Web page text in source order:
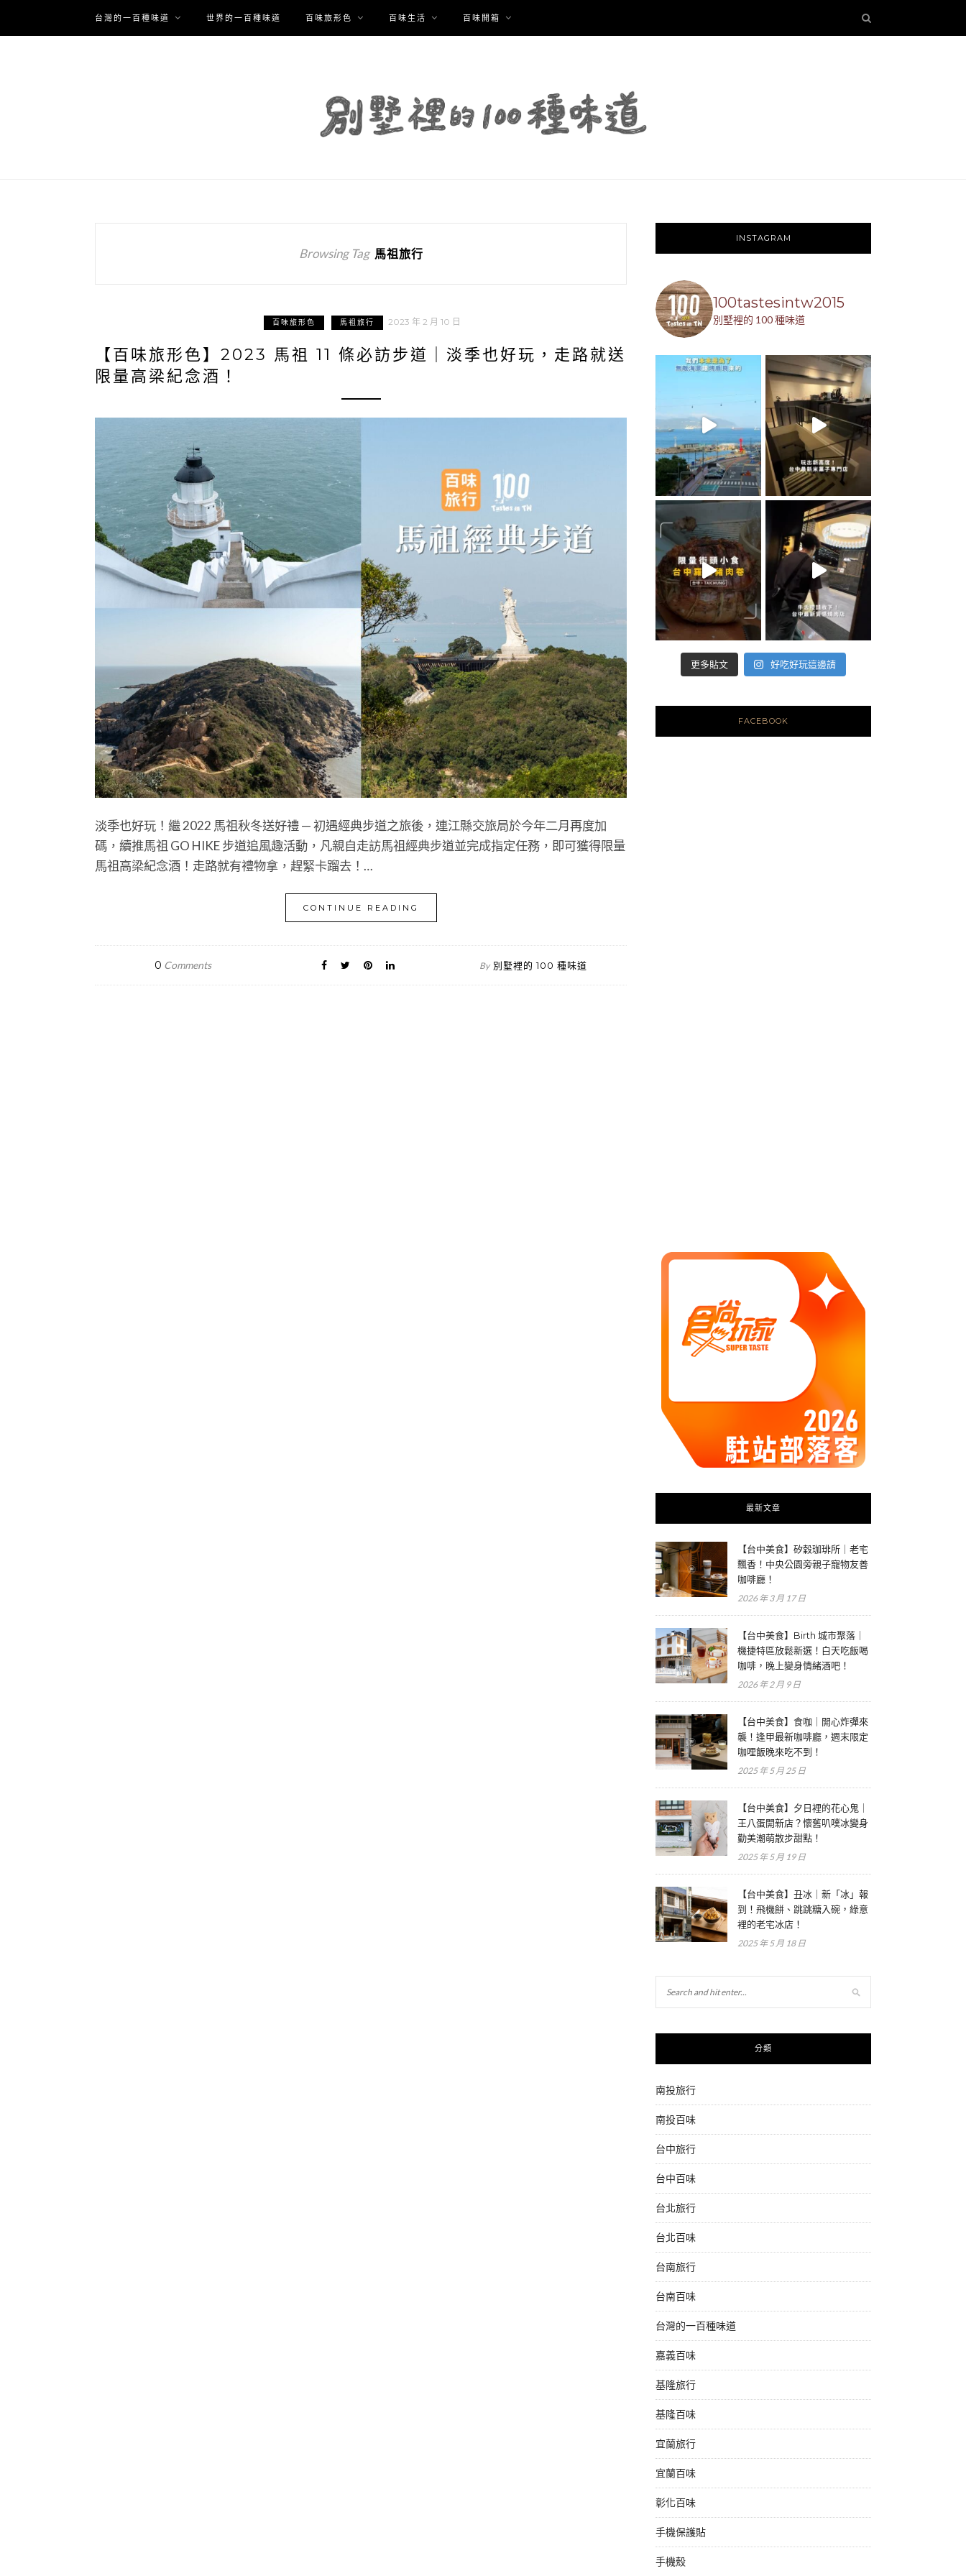
台灣的一百種味道 世界的一百種味道 百味旅形色 百味生活 百味開箱
Browsing Tag 馬祖旅行
百味旅形色 馬祖旅行 2023 年 2 月 10 日
【百味旅形色】2023 馬祖 11 條必訪步道｜淡季也好玩，走路就送
限量高梁紀念酒！
淡季也好玩！繼 2022 馬祖秋冬送好禮 — 初遇經典步道之旅後，連江縣交旅局於今年二月再度加
碼，續推馬祖 GO HIKE 步道追風趣活動，凡親自走訪馬祖經典步道並完成指定任務，即可獲得限量
馬祖高梁紀念酒！走路就有禮物拿，趕緊卡蹓去！…
CONTINUE READING
0 Comments By 別墅裡的 100 種味道
INSTAGRAM
100tastesintw2015
別墅裡的 100 種味道
更多貼文 好吃好玩這邊請
FACEBOOK
最新文章
【台中美食】矽穀珈琲所｜老宅
飄香！中央公園旁親子寵物友善
咖啡廳！
2026 年 3 月 17 日
【台中美食】Birth 城市聚落｜
機捷特區放鬆新選！白天吃飯喝
咖啡，晚上變身情緒酒吧！
2026 年 2 月 9 日
【台中美食】食咖｜開心炸彈來
襲！逢甲最新咖啡廳，週末限定
咖哩飯晚來吃不到！
2025 年 5 月 25 日
【台中美食】夕日裡的花心鬼｜
王八蛋開新店？懷舊叭噗冰變身
勤美潮萌散步甜點！
2025 年 5 月 19 日
【台中美食】丑冰｜新「冰」報
到！飛機餅、跳跳糖入碗，綠意
裡的老宅冰店！
2025 年 5 月 18 日
分類
南投旅行
南投百味
台中旅行
台中百味
台北旅行
台北百味
台南旅行
台南百味
台灣的一百種味道
嘉義百味
基隆旅行
基隆百味
宜蘭旅行
宜蘭百味
彰化百味
手機保護貼
手機殼